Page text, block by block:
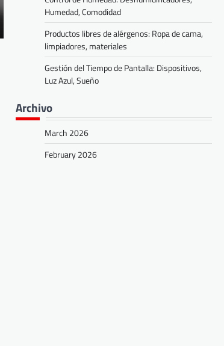
Humedad, Comodidad
Productos libres de alérgenos: Ropa de cama,
limpiadores, materiales
Gestión del Tiempo de Pantalla: Dispositivos,
Luz Azul, Sueño
Archivo
March 2026
February 2026